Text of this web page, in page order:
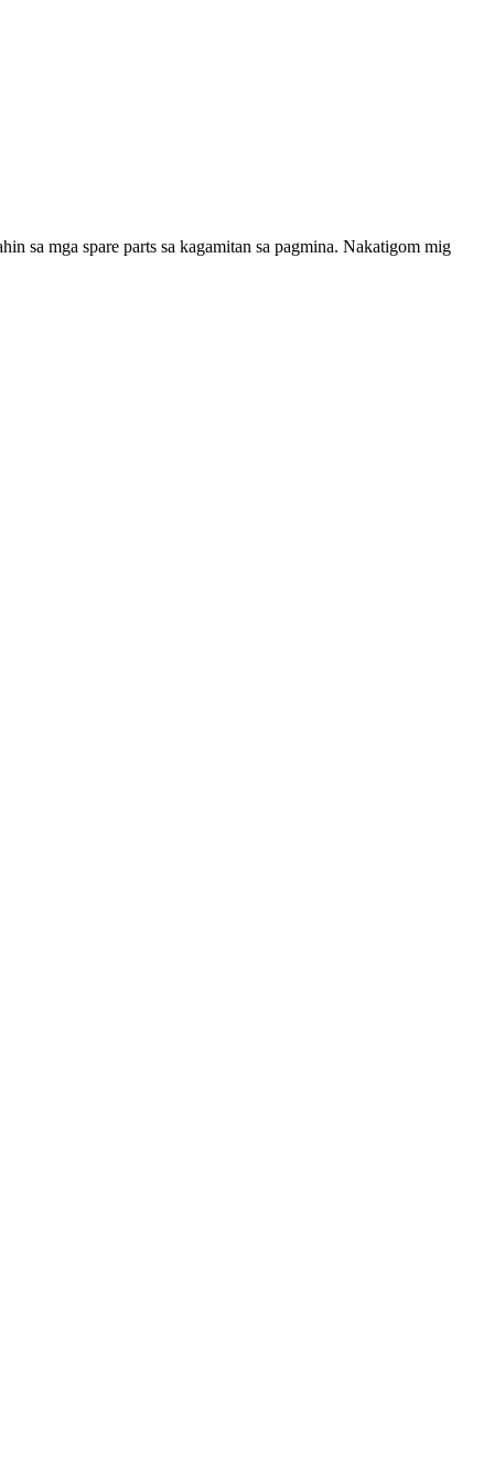
sa mga spare parts sa kagamitan sa pagmina. Nakatigom mig